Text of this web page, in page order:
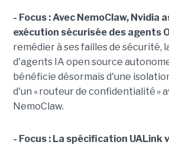
- Focus : Avec NemoClaw, Nvidia
exécution sécurisée des agents
remédier à ses failles de sécurité,
d'agents IA open source
bénéficie désormais d'une
d'un « routeur de confidentialité »
NemoClaw.
- Focus : La spécification